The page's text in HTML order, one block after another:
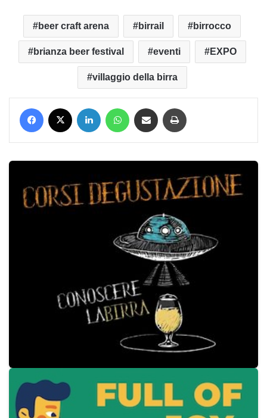
beer craft arena birrail birrocco
brianza beer festival eventi EXPO
villaggio della birra
Facebook LinkedIn WhatsApp Condividi via mail